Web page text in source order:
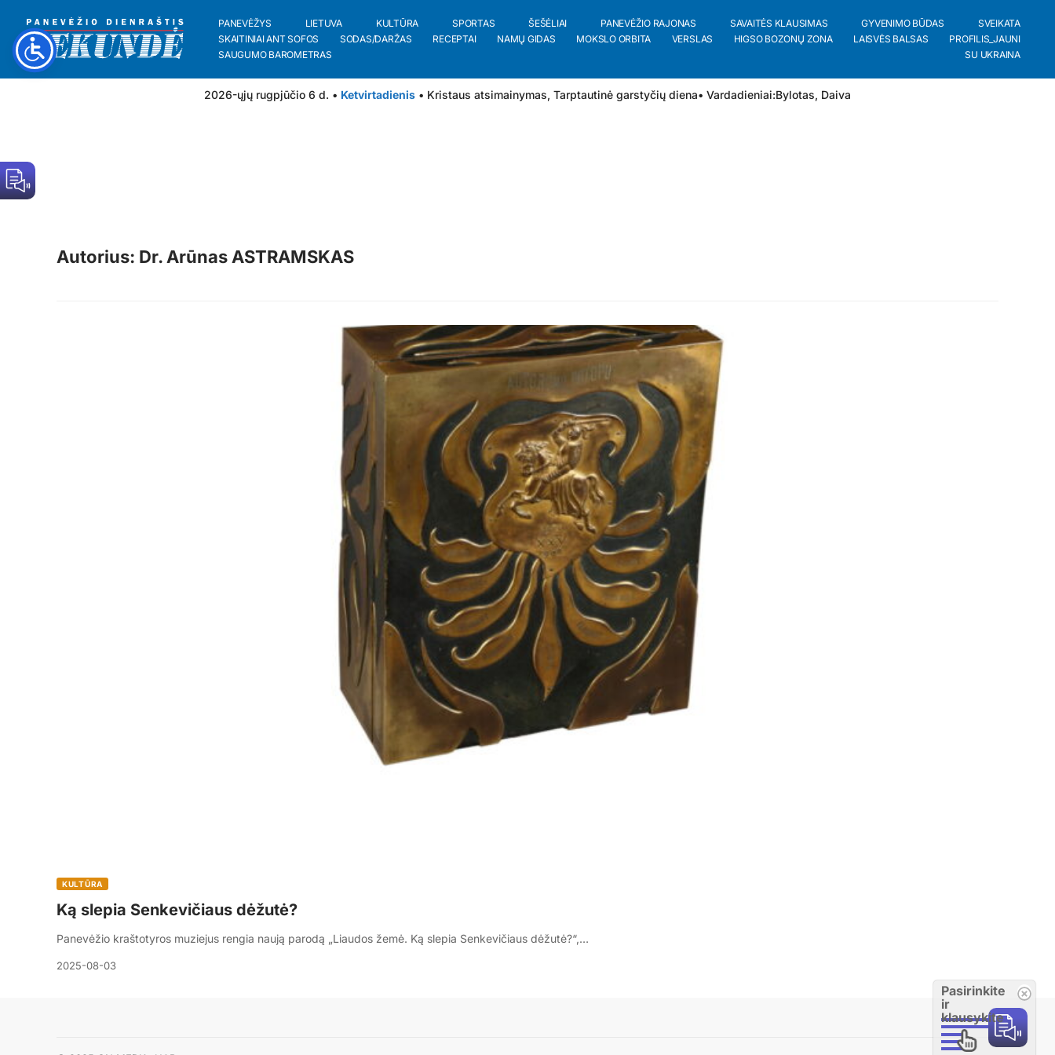
PANEVĖŽYS LIETUVA KULTŪRA SPORTAS ŠEŠĖLIAI PANEVĖŽIO RAJONAS SAVAITĖS KLAUSIMAS GYVENIMO BŪDAS
SVEIKATA
SKAITINIAI ANT SOFOS
SODAS/DARŽAS RECEPTAI NAMŲ GIDAS MOKSLO ORBITA VERSLAS HIGSO BOZONŲ ZONA LAISVĖS BALSAS
PROFILIS_JAUNI
SAUGUMO BAROMETRAS
SU UKRAINA
2026-ųjų rugpjūčio 6 d. • Ketvirtadienis • Kristaus atsimainymas, Tarptautinė garstyčių diena• Vardadieniai:Bylotas, Daiva
Autorius: Dr. Arūnas ASTRAMSKAS
KULTŪRA
Ką slepia Senkevičiaus dėžutė?
Panevėžio kraštotyros muziejus rengia naują parodą „Liaudos žemė. Ką slepia Senkevičiaus dėžutė?“,…
2025-08-03
Pasirinkite
ir
klausykite